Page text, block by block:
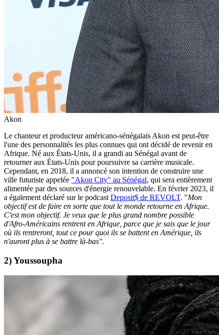
Akon
Le chanteur et producteur américano-sénégalais Akon est peut-être
l'une des personnalités les plus connues qui ont décidé de revenir en
Afrique. Né aux États-Unis, il a grandi au Sénégal avant de
retourner aux États-Unis pour poursuivre sa carrière musicale.
Cependant, en 2018, il a annoncé son intention de construire une
ville futuriste appelée "Akon City" au Sénégal, qui sera entièrement
alimentée par des sources d'énergie renouvelable. En février 2023, il
a également déclaré sur le podcast Deposit$ de REVOLT. "Mon
objectif est de faire en sorte que tout le monde retourne en Afrique.
C'est mon objectif. Je veux que le plus grand nombre possible
d'Afro-Américains rentrent en Afrique, parce que je sais que le jour
où ils rentreront, tout ce pour quoi ils se battent en Amérique, ils
n'auront plus à se battre là-bas".
2) Youssoupha